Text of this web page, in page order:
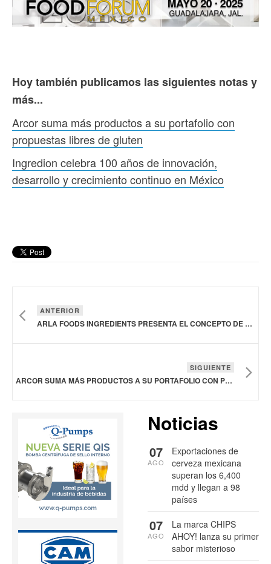
Hoy también publicamos las siguientes notas y
más...
Arcor suma más productos a su portafolio con
propuestas libres de gluten
Ingredion celebra 100 años de innovación,
desarrollo y crecimiento continuo en México
ANTERIOR
ARLA FOODS INGREDIENTS PRESENTA EL CONCEPTO DE REFRESCO CON PROTEÍNAS
SIGUIENTE
ARCOR SUMA MÁS PRODUCTOS A SU PORTAFOLIO CON PROPUESTAS LIBRES DE GLUTEN
Noticias
Exportaciones de
cerveza mexicana
superan los 6,400
mdd y llegan a 98
países
07
AGO
La marca CHIPS
AHOY! lanza su primer
sabor misterioso
07
AGO